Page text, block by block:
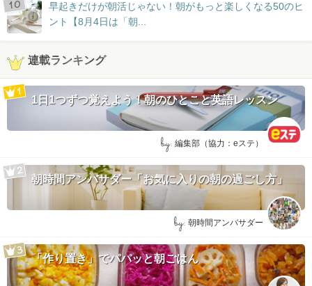
早起きだけが朝活じゃない！朝がもっと楽しくなる50のヒ
ント【8月4日は「朝...
連載ランキング
1日1つずつ覚えよう！朝のひとこと英語レッスン
by: 編集部（協力：eステ）
朝時間アンバサダー「お気に入りの朝の過ごし方」
by: 朝時間アンバサダー
「作り置き」でパパッと朝ごはん